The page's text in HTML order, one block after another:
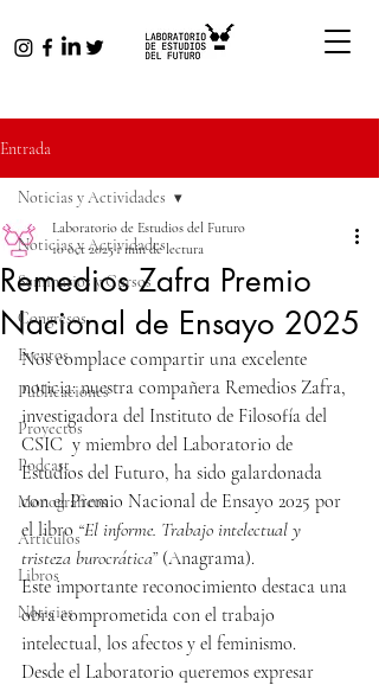
Entrada
Noticias y Actividades
Seminarios y Cursos
Congresos
Eventos
Publicaciones
Proyectos
Podcast
Monográficos
Articulos
Libros
Noticias
Noticias y Actividades
Remedios Zafra Premio
Nacional de Ensayo 2025
Laboratorio de Estudios del Futuro
10 oct 2025 1 min de lectura
Nos complace compartir una excelente
noticia: nuestra compañera Remedios Zafra,
investigadora del Instituto de Filosofía del
CSIC  y miembro del Laboratorio de
Estudios del Futuro, ha sido galardonada
con el Premio Nacional de Ensayo 2025 por
el libro “El informe. Trabajo intelectual y
tristeza burocrática” (Anagrama).
Este importante reconocimiento destaca una
obra comprometida con el trabajo
intelectual, los afectos y el feminismo.
Desde el Laboratorio queremos expresar